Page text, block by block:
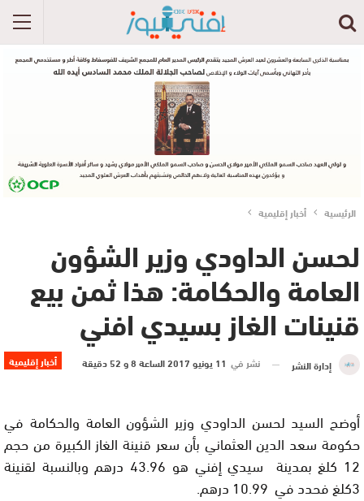
الرئيسية أخبار إقليمية
لحسن الداودي وزير الشؤون
العامة والحكامة: هذا ثمن بيع
قنينات الغاز بسيدي افني
أخبار إقليمية إدارة النشر نشر في 11 يونيو 2017 الساعة 8 و 52 دقيقة
أوضح السيد لحسن الداودي وزير الشؤون العامة والحكامة في
حكومة سعد الدين العثماني بأن سعر قنينة الغاز الكبيرة من حجم
12 كلغ بمدينة سيدي إفني هو 43.96 درهم وبالنسبة لقنينة
3كلغ فحدد في 10.99 درهم.